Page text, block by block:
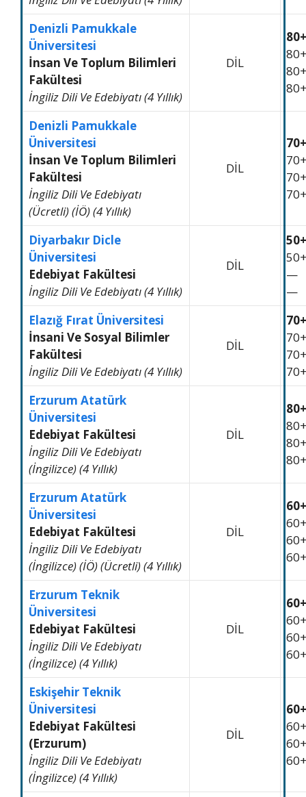
Denizli Pamukkale
Üniversitesi
İnsan Ve Toplum Bilimleri
Fakültesi
İngiliz Dili Ve Edebiyatı (4 Yıllık)
DİL
Denizli Pamukkale
Üniversitesi
İnsan Ve Toplum Bilimleri
Fakültesi
İngiliz Dili Ve Edebiyatı
(Ücretli) (İÖ) (4 Yıllık)
DİL
Diyarbakır Dicle
Üniversitesi
Edebiyat Fakültesi
İngiliz Dili Ve Edebiyatı (4 Yıllık)
DİL
—
—
Elazığ Fırat Üniversitesi
İnsani Ve Sosyal Bilimler
Fakültesi
İngiliz Dili Ve Edebiyatı (4 Yıllık)
DİL
Erzurum Atatürk
Üniversitesi
Edebiyat Fakültesi
İngiliz Dili Ve Edebiyatı
(İngilizce) (4 Yıllık)
DİL
Erzurum Atatürk
Üniversitesi
Edebiyat Fakültesi
İngiliz Dili Ve Edebiyatı
(İngilizce) (İÖ) (Ücretli) (4 Yıllık)
DİL
Erzurum Teknik
Üniversitesi
Edebiyat Fakültesi
İngiliz Dili Ve Edebiyatı
(İngilizce) (4 Yıllık)
DİL
Eskişehir Teknik
Üniversitesi
Edebiyat Fakültesi
(Erzurum)
İngiliz Dili Ve Edebiyatı
(İngilizce) (4 Yıllık)
DİL